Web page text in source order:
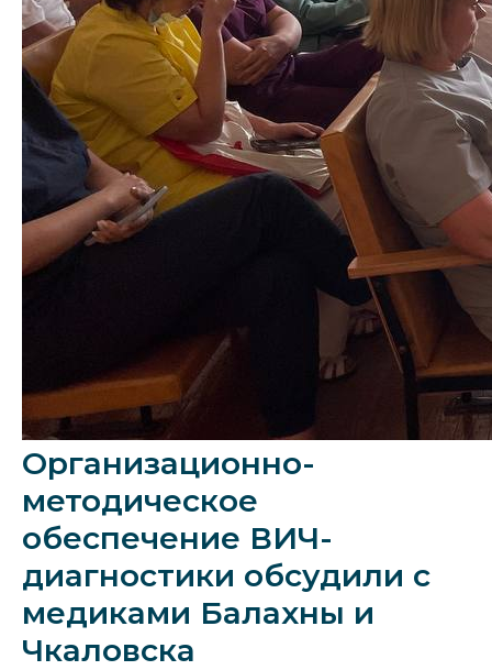
Организационно-
методическое
обеспечение ВИЧ-
диагностики обсудили с
медиками Балахны и
Чкаловска